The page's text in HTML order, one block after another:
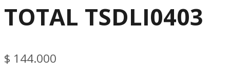
TOTAL TSDLI0403
$ 144.000